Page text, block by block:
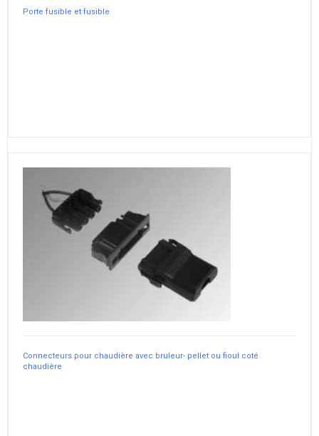
Porte fusible et fusible
Connecteurs pour chaudière avec bruleur- pellet ou fioul coté
chaudière